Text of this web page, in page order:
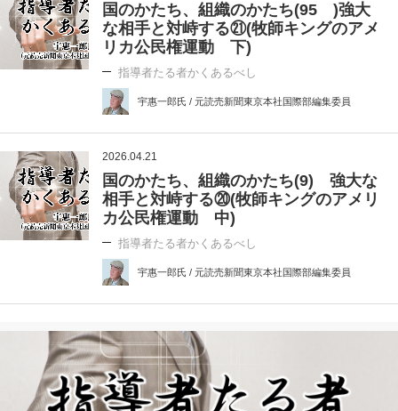
国のかたち、組織のかたち(95 )強大
な相手と対峙する㉑(牧師キングのアメ
リカ公民権運動 下)
指導者たる者かくあるべし
宇惠一郎氏 / 元読売新聞東京本社国際部編集委員
2026.04.21
国のかたち、組織のかたち(9) 強大な
相手と対峙する⑳(牧師キングのアメリ
カ公民権運動 中)
指導者たる者かくあるべし
宇惠一郎氏 / 元読売新聞東京本社国際部編集委員